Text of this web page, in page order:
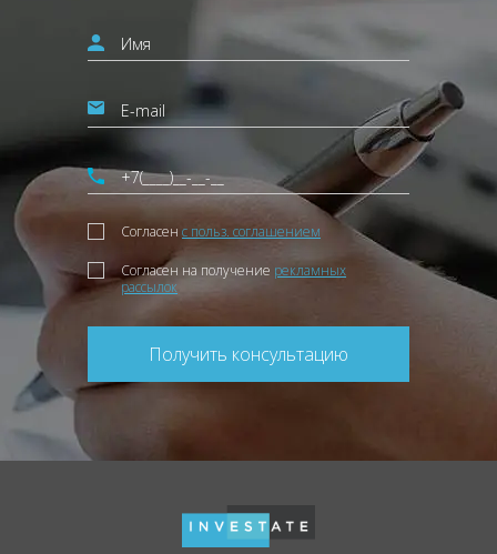
Согласен с польз. соглашением
Согласен на получение рекламных
рассылок
Получить консультацию